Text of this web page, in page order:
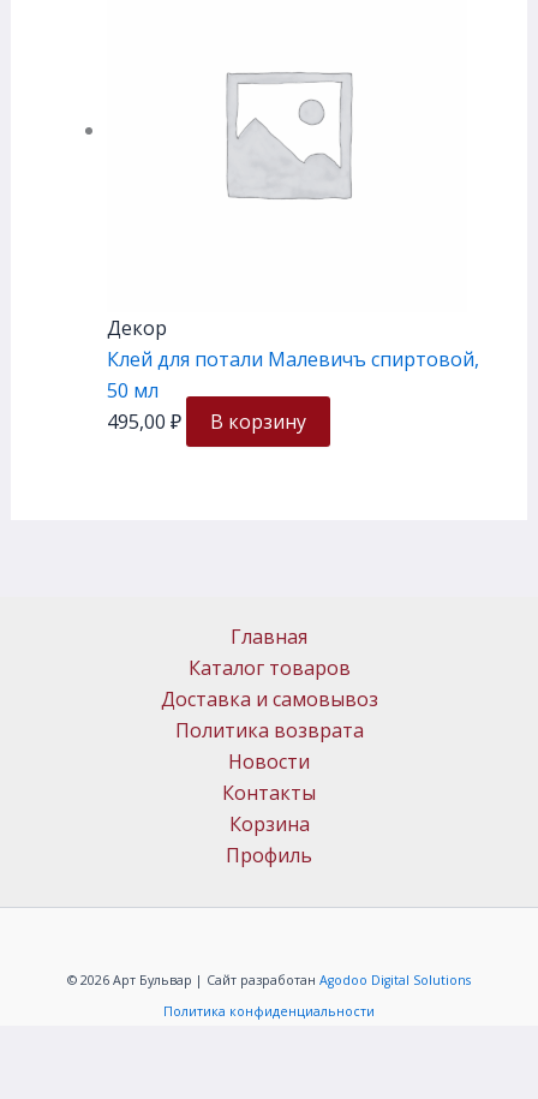
Декор
Клей для потали Малевичъ спиртовой,
50 мл
495,00 ₽ В корзину
Главная
Каталог товаров
Доставка и самовывоз
Политика возврата
Новости
Контакты
Корзина
Профиль
© 2026 Арт Бульвар | Сайт разработан Agodoo Digital Solutions
Политика конфиденциальности